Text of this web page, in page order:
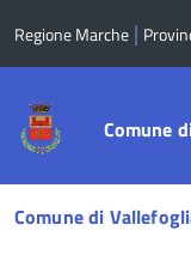
Regione Marche |
Comune
Menu
di
Comune di